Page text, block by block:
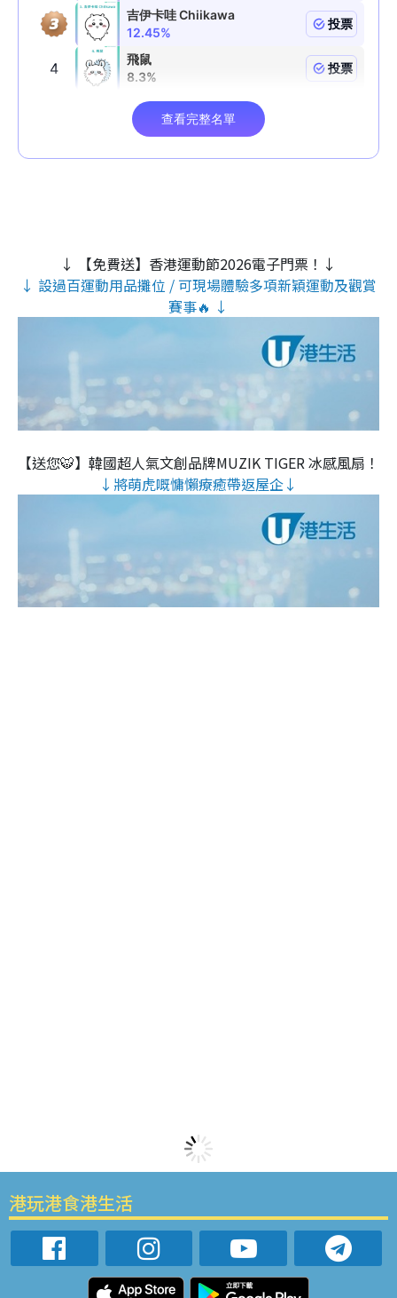
↓ 【免費送】香港運動節2026電子門票！↓
↓ 設過百運動用品攤位 / 可現場體驗多項新穎運動及觀賞
賽事🔥 ↓
【送您🐯】韓國超人氣文創品牌MUZIK TIGER 冰感風扇！
↓將萌虎嘅慵懶療癒帶返屋企↓
港玩港食港生活